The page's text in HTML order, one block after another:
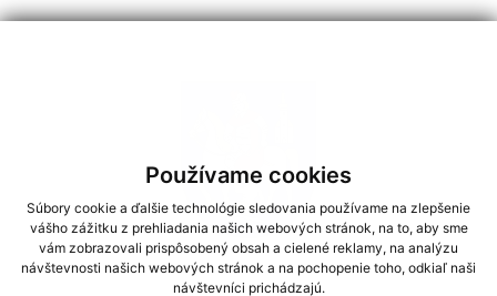
Používame cookies
Súbory cookie a ďalšie technológie sledovania používame na zlepšenie
vášho zážitku z prehliadania našich webových stránok, na to, aby sme
vám zobrazovali prispôsobený obsah a cielené reklamy, na analýzu
návštevnosti našich webových stránok a na pochopenie toho, odkiaľ naši
návštevníci prichádzajú.